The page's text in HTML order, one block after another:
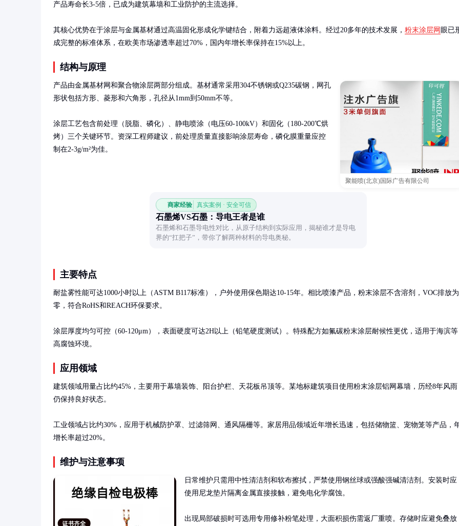
产品寿命长3-5倍，已成为建筑幕墙和工业防护的主流选择。
其核心优势在于涂层与金属基材通过高温固化形成化学键结合，附着力远超液体涂料。经过20多年的技术发展， 粉末涂层网 眼已
成完整的标准体系，在欧美市场渗透率超过70%，国内年增长率保持在15%以上。
结构与原理
聚能喷(北京)国际广告有限公司
产品由金属基材网和聚合物涂层两部分组成。基材通常采用304不锈钢或Q235碳钢，网孔
形状包括方形、菱形和六角形，孔径从1mm到50mm不等。
涂层工艺包含前处理（脱脂、磷化）、静电喷涂（电压60-100kV）和固化（180-200℃烘
烤）三个关键环节。资深工程师建议，前处理质量直接影响涂层寿命，磷化膜重量应控
制在2-3g/m²为佳。
商家经验 真实案例 · 安全可信
石墨烯VS石墨：导电王者是谁
石墨烯和石墨导电性对比，从原子结构到实际应用，揭秘谁才是导电
界的“扛把子”，带你了解两种材料的导电奥秘。
主要特点
耐盐雾性能可达1000小时以上（ASTM B117标准），户外使用保色期达10-15年。相比喷漆产品，粉末涂层不含溶剂，VOC排放为
零，符合RoHS和REACH环保要求。
涂层厚度均匀可控（60-120μm），表面硬度可达2H以上（铅笔硬度测试）。特殊配方如氟碳粉末涂层耐候性更优，适用于海滨等
高腐蚀环境。
应用领域
建筑领域用量占比约45%，主要用于幕墙装饰、阳台护栏、天花板吊顶等。某地标建筑项目使用粉末涂层铝网幕墙，历经8年风雨
仍保持良好状态。
工业领域占比约30%，应用于机械防护罩、过滤筛网、通风隔栅等。家居用品领域近年增长迅速，包括储物篮、宠物笼等产品，
增长率超过20%。
维护与注意事项
日常维护只需用中性清洁剂和软布擦拭，严禁使用钢丝球或强酸强碱清洁剂。安装时应
使用尼龙垫片隔离金属直接接触，避免电化学腐蚀。
出现局部破损时可选用专用修补粉笔处理，大面积损伤需返厂重喷。存储时应避免叠放